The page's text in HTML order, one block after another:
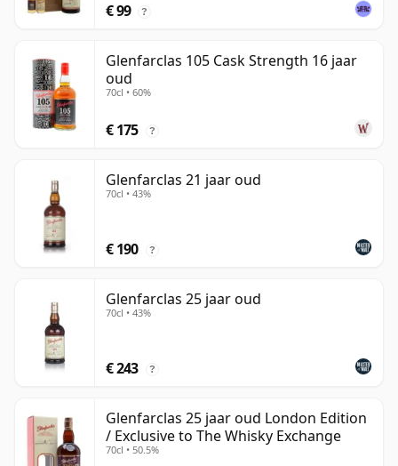
€ 99 ?
Glenfarclas 105 Cask Strength 16 jaar
oud
70cl • 60%
€ 175 ?
Glenfarclas 21 jaar oud
70cl • 43%
€ 190 ?
Glenfarclas 25 jaar oud
70cl • 43%
€ 243 ?
Glenfarclas 25 jaar oud London Edition
/ Exclusive to The Whisky Exchange
70cl • 50.5%